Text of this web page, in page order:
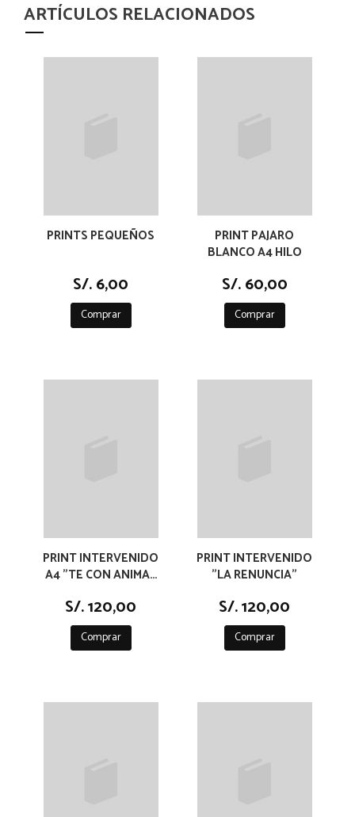
ARTÍCULOS RELACIONADOS
PRINTS PEQUEÑOS
S/. 6,00
Comprar
PRINT PAJARO
BLANCO A4 HILO
S/. 60,00
Comprar
PRINT INTERVENIDO
A4 "TE CON ANIMAS
S/. 120,00
Comprar
PRINT INTERVENIDO
"LA RENUNCIA"
S/. 120,00
Comprar